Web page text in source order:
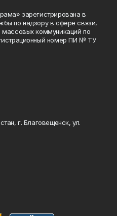
зарегистрирована в
по надзору в сфере связи,
массовых коммуникаций по
номер ПИ № ТУ
г. Благовещенск, ул.